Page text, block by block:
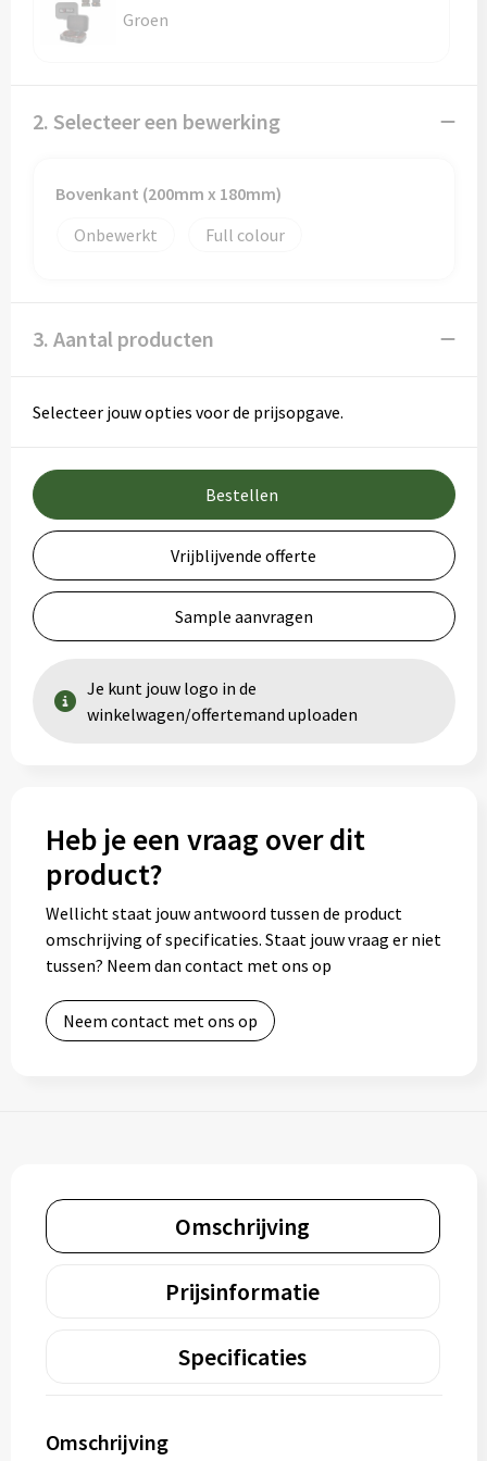
Groen
2. Selecteer een bewerking
Bovenkant (200mm x 180mm)
Onbewerkt
Full colour
3. Aantal producten
Selecteer jouw opties voor de prijsopgave.
Bestellen
Vrijblijvende offerte
Sample aanvragen
Je kunt jouw logo in de
winkelwagen/offertemand uploaden
Heb je een vraag over dit
product?
Wellicht staat jouw antwoord tussen de product
omschrijving of specificaties. Staat jouw vraag er niet
tussen? Neem dan contact met ons op
Neem contact met ons op
Omschrijving
Prijsinformatie
Specificaties
Omschrijving